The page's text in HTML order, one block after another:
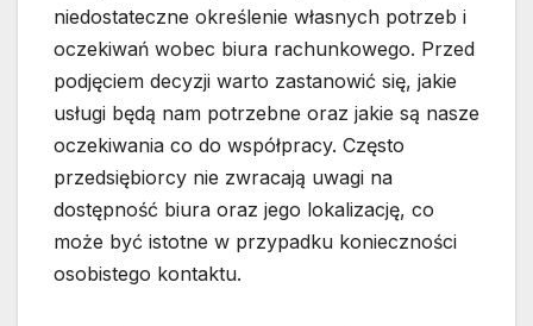
niedostateczne określenie własnych potrzeb i
oczekiwań wobec biura rachunkowego. Przed
podjęciem decyzji warto zastanowić się, jakie
usługi będą nam potrzebne oraz jakie są nasze
oczekiwania co do współpracy. Często
przedsiębiorcy nie zwracają uwagi na
dostępność biura oraz jego lokalizację, co
może być istotne w przypadku konieczności
osobistego kontaktu.